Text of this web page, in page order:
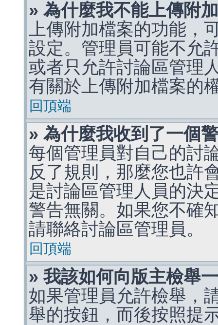
» 為什麼我不能上傳附
上傳附加檔案的功能，
設定。管理員可能不允
或者只允許討論區管理
有關於上傳附加檔案的
回頂端
» 為什麼我收到了一個
每個管理員對自己的討
反了規則，那麼您也許
是討論區管理人員的決
警告無關。如果您不確
請聯絡討論區管理員。
回頂端
» 我該如何向版主檢舉
如果管理員允許檢舉，
舉的按鈕，而後按照提